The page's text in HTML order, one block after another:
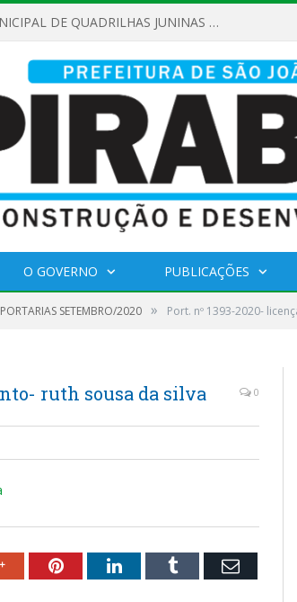
REGULAMENTO – V INTERMUNICIPAL DE QUADRILHAS JUNINAS 2026
O GOVERNO PUBLICAÇÕES
PORTARIAS SETEMBRO/2020 » Port. nº 1393-2020-
ruth sousa da silva 0
Google+PinterestLinkedInTumblr Email